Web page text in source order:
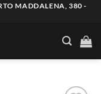
MADDALENA, 380 -